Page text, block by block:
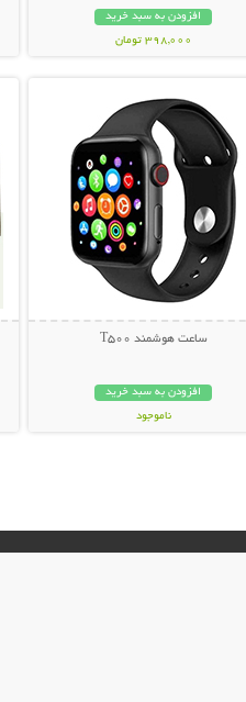
افزودن به سبد خرید
398,000 تومان
ساعت هوشمند T500
افزودن به سبد خرید
ناموجود